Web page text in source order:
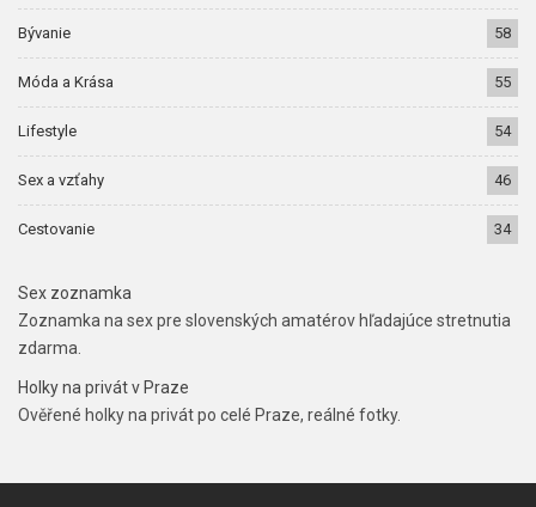
Bývanie 58
Móda a Krása 55
Lifestyle 54
Sex a vzťahy 46
Cestovanie 34
Sex zoznamka
Zoznamka na sex pre slovenských amatérov hľadajúce stretnutia
zdarma.
Holky na privát v Praze
Ověřené holky na privát po celé Praze, reálné fotky.